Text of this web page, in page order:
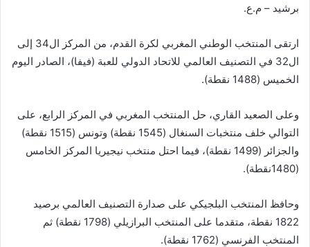
ي
ا
برشيد – م.ع.
ارتقى المنتخب الوطني المغربي لكرة القدم، من المركز ال34 إلى
ال32 في التصنيف العالمي للاتحاد الدولي للعبة (فيفا)، الصادر اليوم
الخميس (1488 نقطة).
وعلى الصعيد القاري، حل المنتخب المغربي في المركز الرابع، على
التوالي خلف منتخبات السنغال (1545 نقطة) وتونس (1515 نقطة)
والجزائر (1499 نقطة)، فيما احتل منتخب نيجيريا المركز الخامس
(1480نقطة).
وحافظ المنتخب البلجيكي على صدارة التصنيف العالمي برصيد
1822 نقطة، متقدما على المنتخب البرازيلي (1798 نقطة) ثم
المنتخب الفرنسي (1762 نقطة).